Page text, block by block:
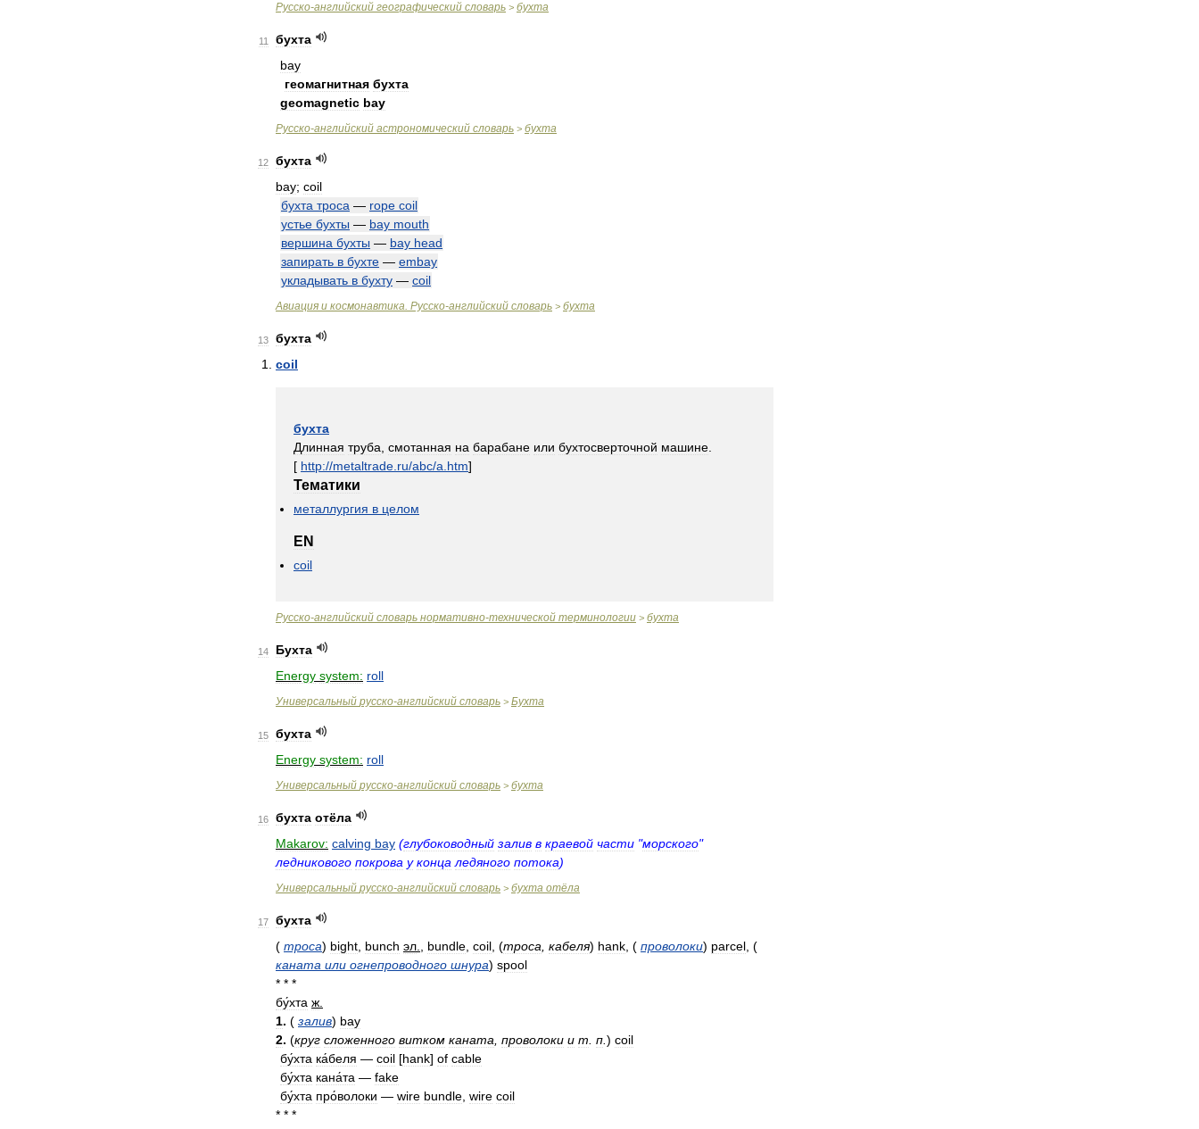
Русско-английский географический словарь > бухта
11
бухта
bay
геомагнитная бухта
geomagnetic bay
Русско-английский астрономический словарь > бухта
12
бухта
bay; coil
бухта троса — rope coil
устье бухты — bay mouth
вершина бухты — bay head
запирать в бухте — embay
укладывать в бухту — coil
Авиация и космонавтика. Русско-английский словарь > бухта
13
бухта
coil
бухта
Длинная труба смотанная на барабане или бухтосверточной машине
[ http://metaltrade ru/abc/a htm]
Тематики
металлургия в целом
EN
coil
Русско-английский словарь нормативно-технической терминологии > бухта
14
Бухта
Energy system: roll
Универсальный русско-английский словарь > Бухта
15
бухта
Energy system: roll
Универсальный русско-английский словарь > бухта
16 бухта отёла
Makarov: calving bay (глубоководный залив в краевой части "морского"
ледникового покрова у конца ледяного потока)
Универсальный русско-английский словарь > бухта отёла
17
бухта
( троса) bight bunch эл bundle coil (троса кабеля) hank ( проволоки) parcel (
каната или огнепроводного шнура) spool
* * *
бу́хта ж
1. ( залив) bay
2. (круг сложенного витком каната проволоки и т п ) coil
бу́хта ка́беля — coil [hank] of cable
бу́хта кана́та — fake
бу́хта про́волоки — wire bundle wire coil
* * *